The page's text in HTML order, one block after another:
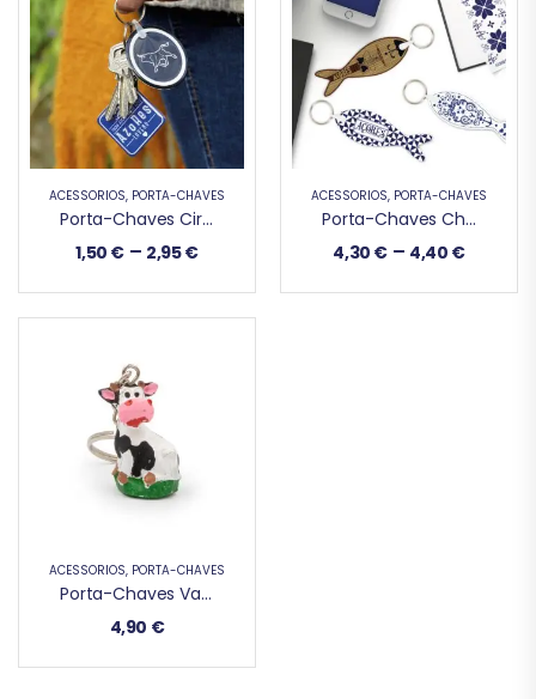
ACESSÓRIOS, PORTA-CHAVES
Porta-Chaves Circular
1,50 € – 2,95€
ACESSÓRIOS, PORTA-CHAVES
Porta-Chaves Chicharro
4,30 € – 4,40 €
ACESSÓRIOS, PORTA-CHAVES
Porta-Chaves Vaquinha
4,90 €